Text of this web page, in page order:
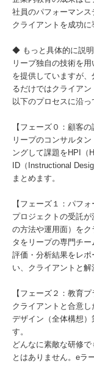
社員のパフォーマンス
クライアントを成功に
◆ もっと具体的に説
リープ独自の技術を
を提供していますが
るだけではクライアン
以下のプロセスに沿
【フェーズ０：顧客
リープのコンサルタ
ングして課題をHPI（
ID（Instructional
まとめます。
【フェーズ１：パフ
プロジェクトの受託
の方法や運用面）を
タをリープの専門チー
評価・分析結果をレ
い、クライアントと解
【フェーズ２：教育
クライアントと合意
デザイン（全体構想
す。
どんなに素敵な研修
とはありません。eラ